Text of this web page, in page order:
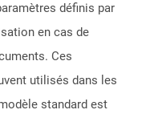
définis par
en cas de
Ces
utilisés dans les
standard est